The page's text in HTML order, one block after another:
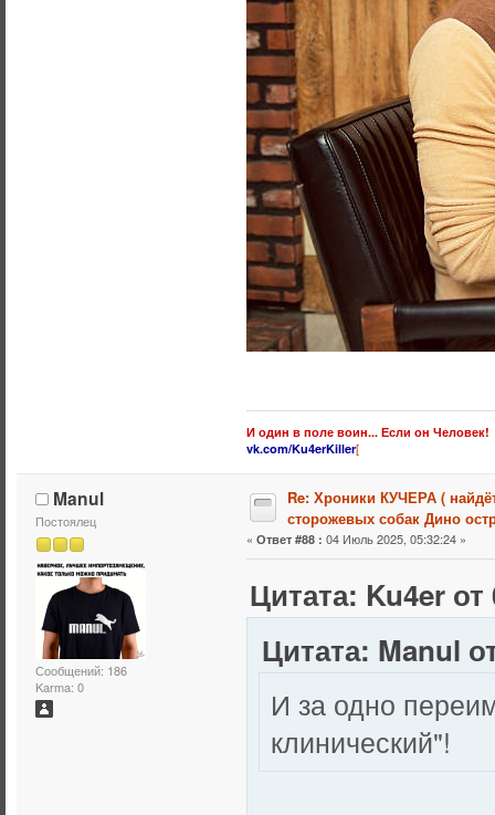
И один в поле воин... Если он Человек!
vk.com/Ku4erKiller[
Manul
Постоялец
Сообщений: 186
Karma: 0
Re: Хроники КУЧЕРА (
сторожевых собак Дино
« Ответ #88 : 04 Июль 2025, 05:32:24 »
Цитата: Ku4er
Цитата: Manul
И за одно
клинический"!